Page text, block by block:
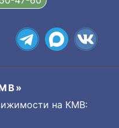
на КМВ: